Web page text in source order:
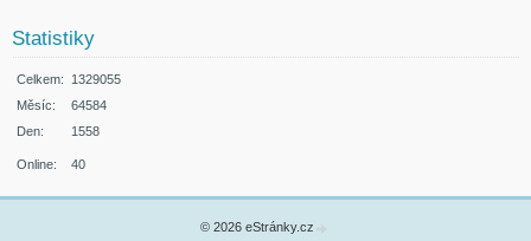
Statistiky
Online: 40
Celkem:
1329055
Měsíc:
64584
Den:
1558
© 2026 eStránky.cz